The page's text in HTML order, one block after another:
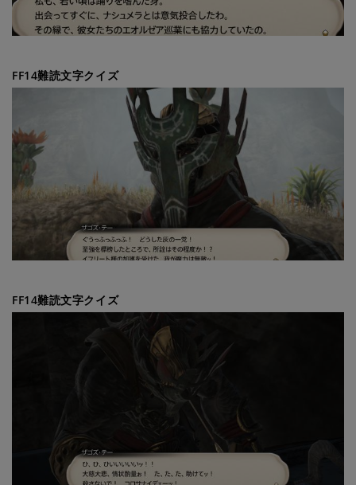
FF14難読文字クイズ
FF14難読文字クイズ